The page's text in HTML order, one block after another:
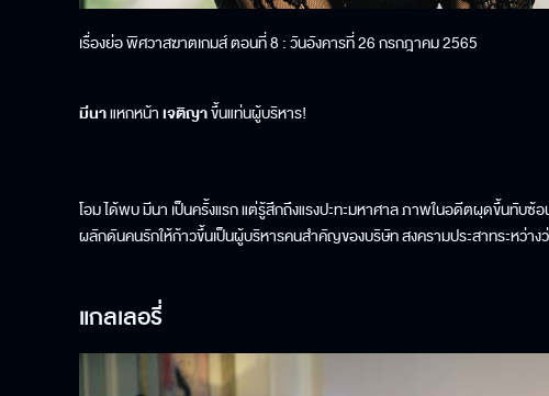
เรื่องย่อ พิศวาสฆาตเกมส์ ตอนที่ 8 : วันอังคารที่ 26 กรกฎาคม 2565
มีนาแหกหน้าเจติญาขึ้นแท่นผู้บริหาร!
โอม ได้พบ มีนา เป็นครั้งแรก แต่รู้สึกถึงแรงปะทะมหาศาล ภาพในอดีตผุดขึ้นทับซ้
ผลักดันคนรักให้ก้าวขึ้นเป็นผู้บริหารคนสำคัญของบริษัท สงครามประสาทระหว่าง
แกลเลอรี่